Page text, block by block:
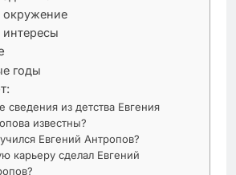
окружение
годы
сведения из детства Евгения
известны?
Евгений Антропов?
карьеру сделал Евгений